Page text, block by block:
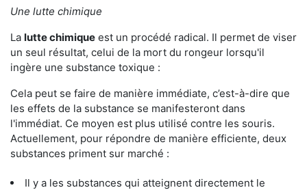
Une lutte chimique
La lutte chimique est un procédé radical. Il permet de viser
un seul résultat, celui de la mort du rongeur lorsqu'il
ingère une substance toxique :
Cela peut se faire de manière immédiate, c’est-à-dire que
les effets de la substance se manifesteront dans
l'immédiat. Ce moyen est plus utilisé contre les souris.
Actuellement, pour répondre de manière efficiente, deux
substances priment sur marché :
Il y a les substances qui atteignent directement le